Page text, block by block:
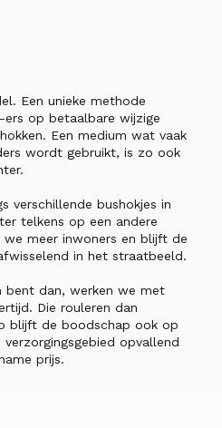
Een unieke methode
op betaalbare wijzige
Een medium wat vaak
wordt gebruikt, is zo ook
verschillende bushokjes in
telkens op een andere
meer inwoners en blijft de
in het straatbeeld.
bent dan, werken we met
Die rouleren dan
blijft de boodschap ook op
opvallend
prijs.